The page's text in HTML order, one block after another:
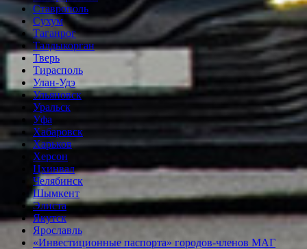
Ставрополь
Сухум
Таганрог
Tалдыкорган
Тверь
Тирасполь
Улан-Удэ
Ульяновск
Уральск
Уфа
Хабаровск
Харьков
Херсон
Цхинвал
Челябинск
Шымкент
Элиста
Якутск
Ярославль
«Инвестиционные паспорта» городов-членов МАГ